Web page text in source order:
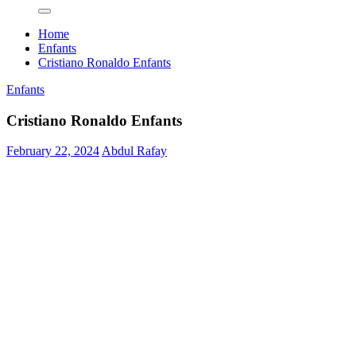
Home
Enfants
Cristiano Ronaldo Enfants
Enfants
Cristiano Ronaldo Enfants
February 22, 2024Abdul Rafay